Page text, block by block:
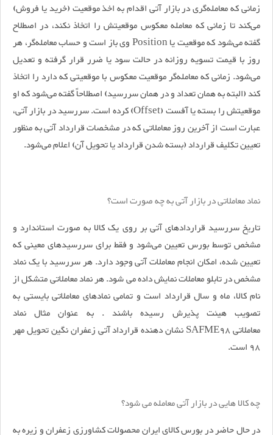
زمانی که معامله‌گری در بازار آتی اقدام به اخذ موقعیت (خرید یا فروش)
می‌کند تا زمانی که معامله معکوس موقعیتش را اتخاذ نکند، در اصطلاح
گفته می‌شود که موقعیت یا Position وی باز است و حساب معامله‌گر، هر
روز با قیمت تسویه روزانه در حالت سود یا ضرر قرار گرفته و تعدیل
می‌شود. زمانی که معامله‌گر موقعیت معکوس با موقعیتی که دارد را اتخاذ
کند (البته به همان تعداد و در همان سررسید) اصطلاحاً گفته می‌شود که او
موقعیتش را بسته یا آفست (Offset) کرده است. سررسید در بازار آتی،
عبارت است از آخرین روز معاملاتی که در مشخصات قرارداد آتی به منظور
تعیین تکلیف قرارداد (بسته شدن قرارداد یا تحویل آن) اعلام می‌شود.
نماد معاملاتی در بازار آتی به چه صورت است؟
تاریخ سررسید قراردادهای آتی بر روی یک کالا به صورت استاندارد و
مشخص توسط بورس تعیین می‌شود و فقط برای سررسیدهای معینی که
تعیین شده، امکان انجام معاملات آتی وجود دارد. هر سررسید با یک نماد
مشخص در تابلو معاملات نمایش داده می شود. هر نماد معاملاتی متشکل از
نام کالا، ماه و سال قرارداد است و تمامی نمادهای معاملاتی بایستی به
تصویب هیئت پذیرش رسیده باشند . به عنوان مثال نماد
معاملاتی SAFME98 نشان دهنده قرارداد آتی زعفران نگین تحویل مهر
98 است.
چه کالا هایی در بازار آتی معامله می شود؟
در حال حاضر در بورس کالای ایران محصولات کشاورزی زعفران و زیره به